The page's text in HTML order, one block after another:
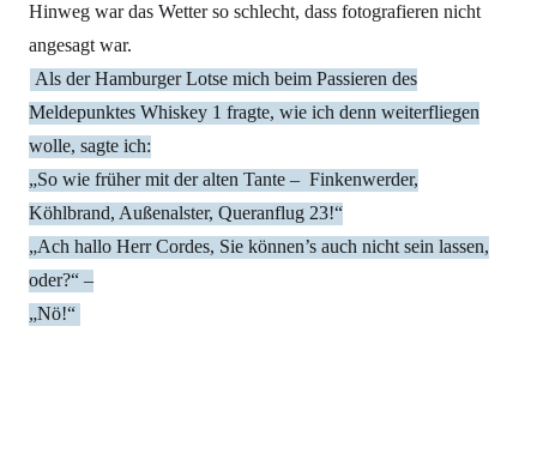
Hinweg war das Wetter so schlecht, dass fotografieren nicht
angesagt war.
Als der Hamburger Lotse mich beim Passieren des
Meldepunktes Whiskey 1 fragte, wie ich denn weiterfliegen
wolle, sagte ich:
„So wie früher mit der alten Tante – Finkenwerder,
Köhlbrand, Außenalster, Queranflug 23!“
„Ach hallo Herr Cordes, Sie können’s auch nicht sein lassen,
oder?“ –
„Nö!“